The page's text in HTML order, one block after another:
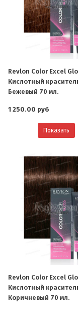
Revlon Color Excel
Кислотный
Бежевый 70 мл.
1 250.00 руб
Показать
Revlon Color Excel
Кислотный
Коричневый 70 мл.